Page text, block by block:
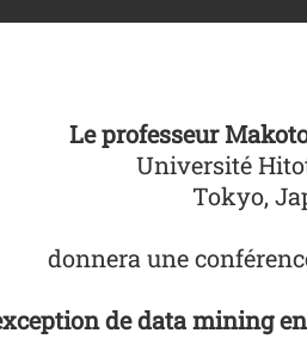
Le professeur
Université
Tokyo,
donnera une
de data mining